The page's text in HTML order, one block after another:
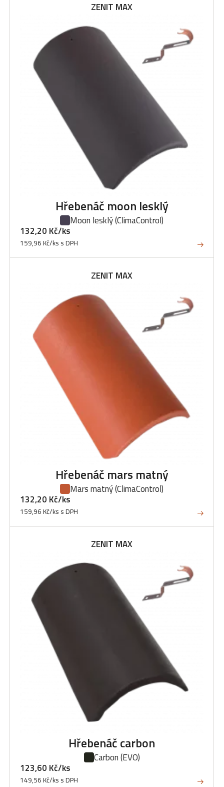
ZENIT MAX
Hřebenáč moon lesklý
Moon lesklý(ClimaControl)
132,20 Kč/ks
159,96 Kč/ks s DPH
ZENIT MAX
Hřebenáč mars matný
Mars matný(ClimaControl)
132,20 Kč/ks
159,96 Kč/ks s DPH
ZENIT MAX
Hřebenáč carbon
Carbon(EVO)
123,60 Kč/ks
149,56 Kč/ks s DPH